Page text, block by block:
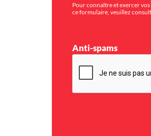
Pour connaître et exercer
ce formulaire, veuillez
Anti-spams